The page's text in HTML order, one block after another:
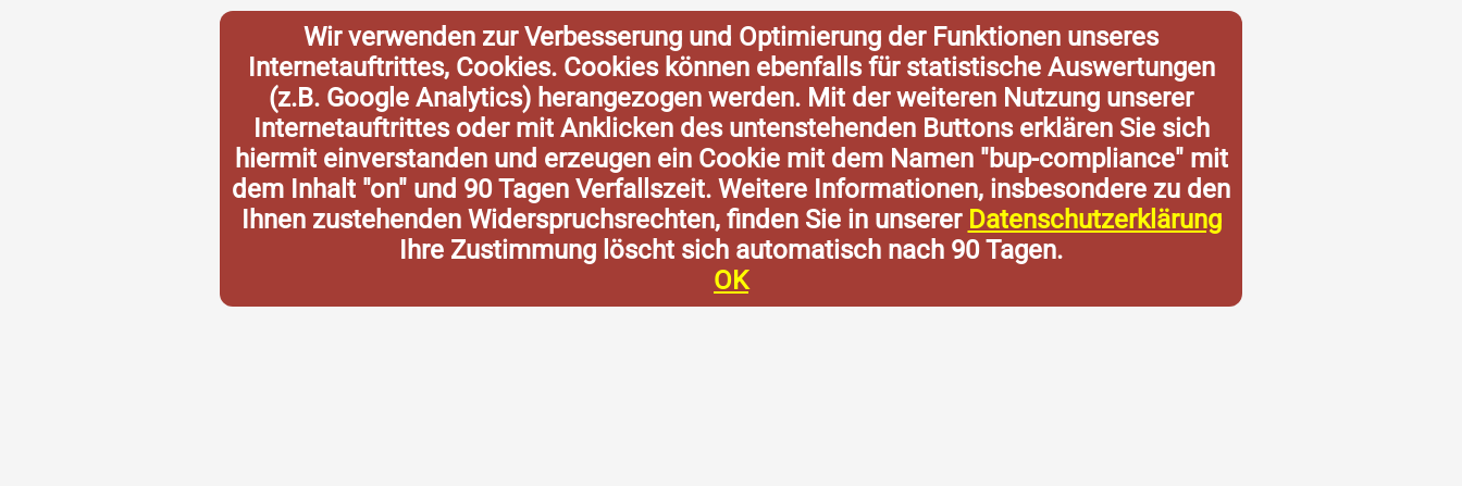
Wir verwenden zur Verbesserung und Optimierung der Funktionen unseres
Internetauftrittes, Cookies. Cookies können ebenfalls für statistische Auswertungen
(z.B. Google Analytics) herangezogen werden. Mit der weiteren Nutzung unserer
Internetauftrittes oder mit Anklicken des untenstehenden Buttons erklären Sie sich
hiermit einverstanden und erzeugen ein Cookie mit dem Namen "bup-compliance" mit
dem Inhalt "on" und 90 Tagen Verfallszeit. Weitere Informationen, insbesondere zu den
Ihnen zustehenden Widerspruchsrechten, finden Sie in unserer Datenschutzerklärung
Ihre Zustimmung löscht sich automatisch nach 90 Tagen.
OK